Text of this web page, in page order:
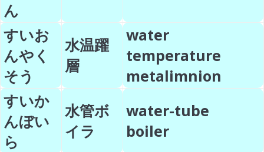
ん
すいお
んやく
そう
水温躍
層
water
temperature
metalimnion
すいか
んぼい
ら
水管ボ
イラ
water-tube
boiler